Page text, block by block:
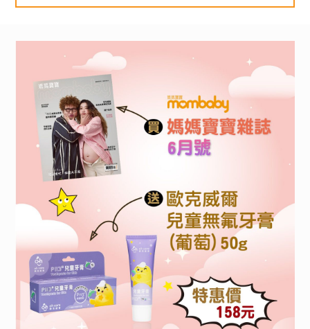
▪︎ 特選產銷履歷的 90 天青壯年紅羽土雞，保持
最佳滴煉風味
▪︎ AI 智能大數據飼養， 專業營養師與獸醫團隊
監控，確保雞隻健康
▪︎ 與知名老牌波蜜團隊共同研發製造，採用蒸氣
不回流技術，全雞隻滴煉過程中不參入一滴水
▪︎ 低鈉、0 膽固醇與 0 脂肪，只留營養無負擔
▪︎ 專業去油脂雜質過濾技術，口感順口無腥味關
鍵
▪︎ 高純度精華─總支鏈胺基酸、蛋白質、膠原蛋
白
國內外獎項肯定
▪︎ 業界唯一國內外七殊榮：Monde Selection
世界品質大賞金獎、國際 A.A. 無添加三星驗證、
SNQ國家品質標章、銀髮友善標章、品牌金舶
獎、癌友友善標章、金孕獎。
公布入選： 2024/9/18~2024/9/26
媽媽寶寶將選出入選者並公布在本頁，體驗產品
之聯絡及寄送資料以會員註冊登錄之資料為主。
（恕不接受臨時更改，報名前敬請確認）
體驗期間：2024/9/19~2024/10/4
收到商品後就請安排時間在規定時間內完成體
驗。
初稿提供時間：2024/9/23~2024/10/5(以通知
信為主)
請於心得繳交規定時間前，先以word提供圖
+文，不可先公開。
心得回填曝光：2024/10/9~2024/10/15前
審文後會主動EMAIL通知，再請回覆至媽媽寶寶
官網試用大隊內。